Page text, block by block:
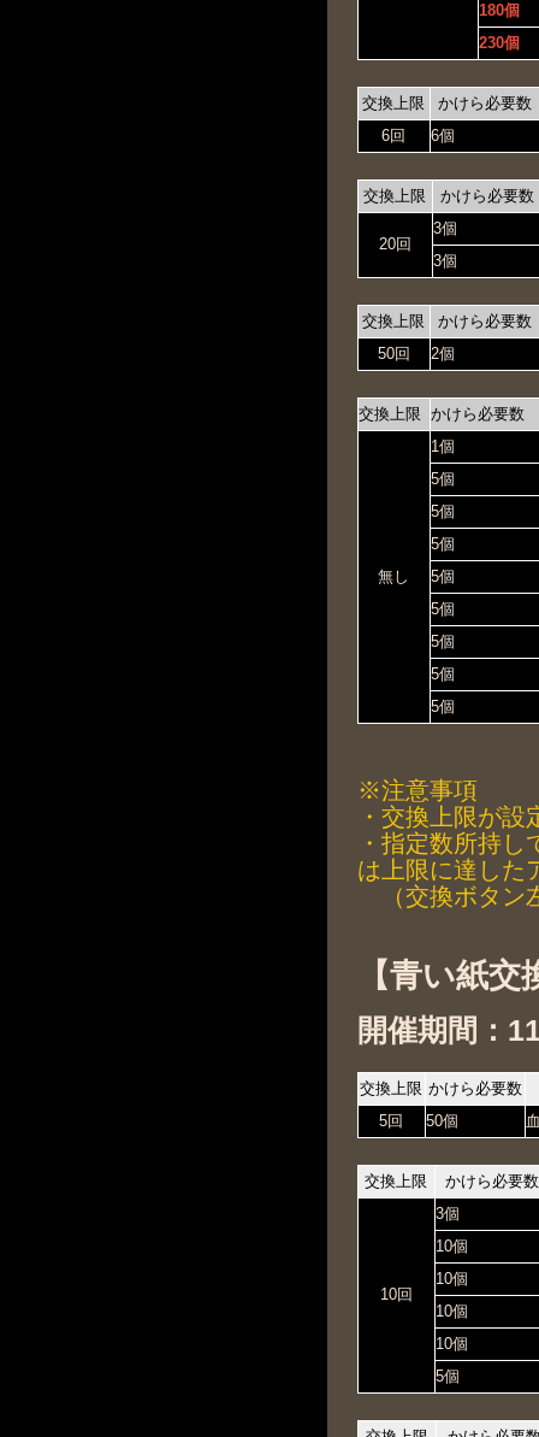
180個
230個
交換上限
かけら必要数
6回
6個
交換上限 かけら必要数
20回
3個
3個
交換上限
かけら必要数
50回
2個
交換上限 かけら必要数
無し
1個
5個
5個
5個
5個
5個
5個
5個
5個
※注意事項
・交換上限が
・指定数所持
は上限に達した
（交換ボタン
【青い紙
開催期間：
交換上限 かけら必要数
5回
50個
交換上限 かけら必要数
10回
3個
10個
10個
10個
10個
5個